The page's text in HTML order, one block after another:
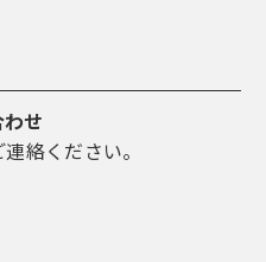
せ
絡ください。